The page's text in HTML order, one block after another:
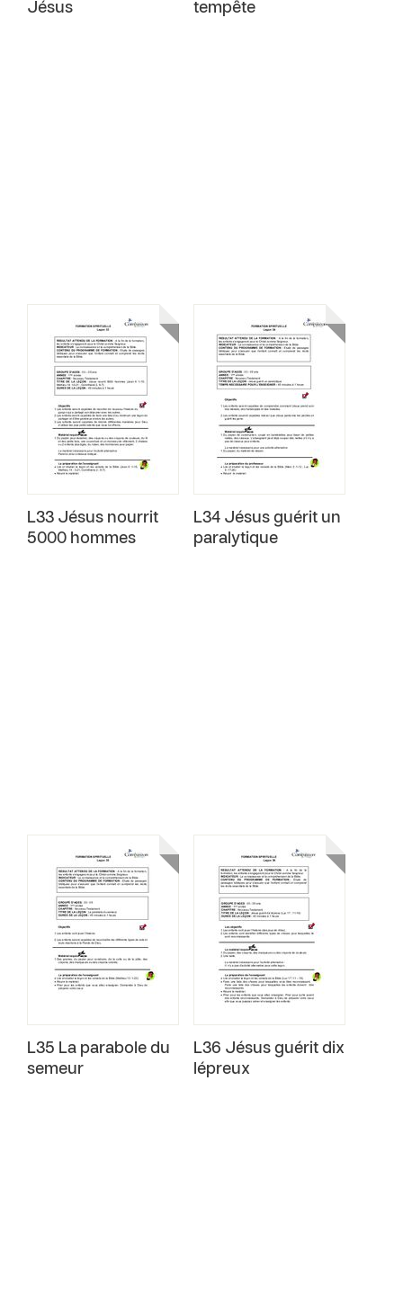
Jésus tempête
L33 Jésus nourrit
5000 hommes
L34 Jésus guérit un
paralytique
L35 La parabole du
semeur
L36 Jésus guérit dix
lépreux